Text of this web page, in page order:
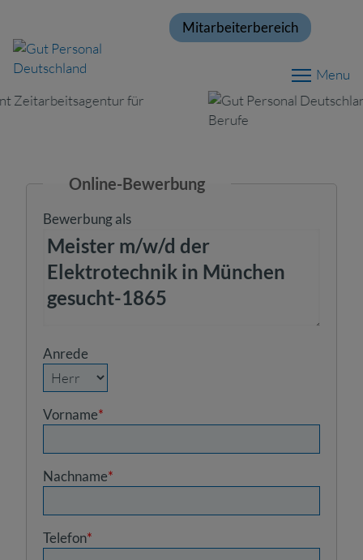
Mitarbeiterbereich
Menu
Online-Bewerbung
Bewerbung als
Anrede
Vorname*
Nachname*
Telefon*